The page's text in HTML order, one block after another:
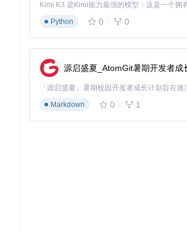
社区支持与持续更新：由Akveo team维
Polymer Admin Template是一个理想的
们共同开启精彩的Web开发之旅吧！
许可证
本项目遵循MIT许可证。
Python
0 0
源启盛夏_AtomGit暑期开发者成
Markdown
0 1